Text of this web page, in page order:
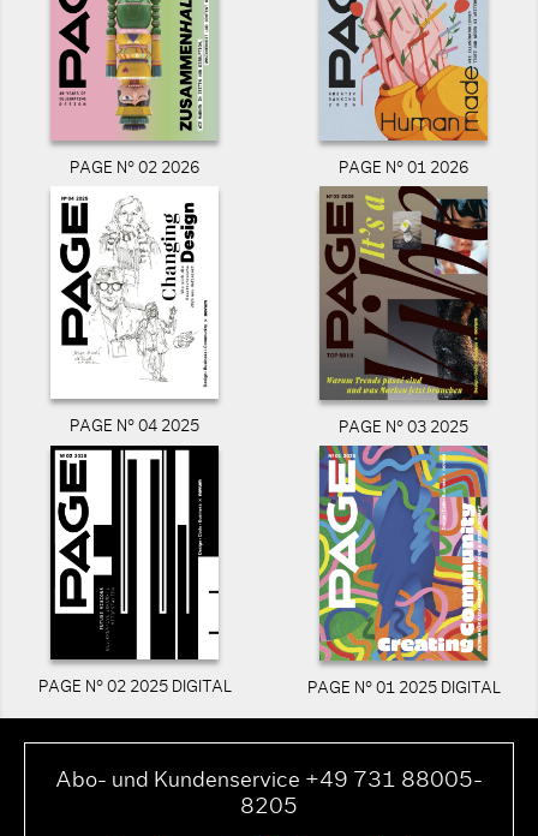
PAGE N° 02 2026 PAGE N° 01 2026
PAGE N° 04 2025 PAGE N° 03 2025
PAGE N° 02 2025 DIGITAL PAGE N° 01 2025 DIGITAL
Abo- und Kundenservice +49 731 88005-
8205